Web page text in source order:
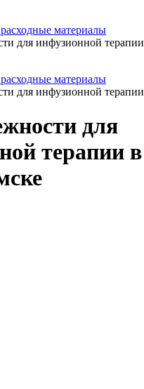
материалы
для инфузионной терапии
материалы
для инфузионной терапии
для
терапии в